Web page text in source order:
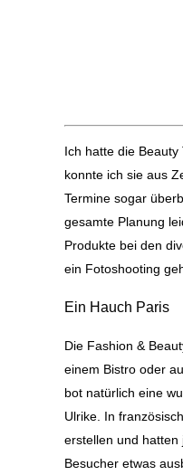
Ich hatte die
konnte ich sie aus
Termine sogar
gesamte Planung
Produkte bei den
ein Fotoshooting
Ein Hauch Paris
Die Fashion &
einem Bistro oder
bot natürlich eine
Ulrike. In
erstellen und
Besucher etwas